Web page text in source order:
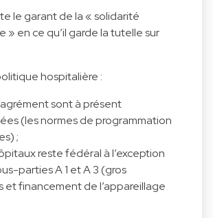
le garant de la « solidarité
» en ce qu’il garde la tutelle sur
hospitalière :
sont à présent
(les normes de programmation
;
reste fédéral à l’exception
parties A 1 et A 3 (gros
et financement de l’appareillage